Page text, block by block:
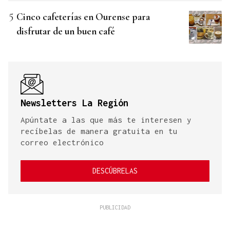
Cinco cafeterías en Ourense para
disfrutar de un buen café
Newsletters La Región
Apúntate a las que más te interesen y
recíbelas de manera gratuita en tu
correo electrónico
DESCÚBRELAS